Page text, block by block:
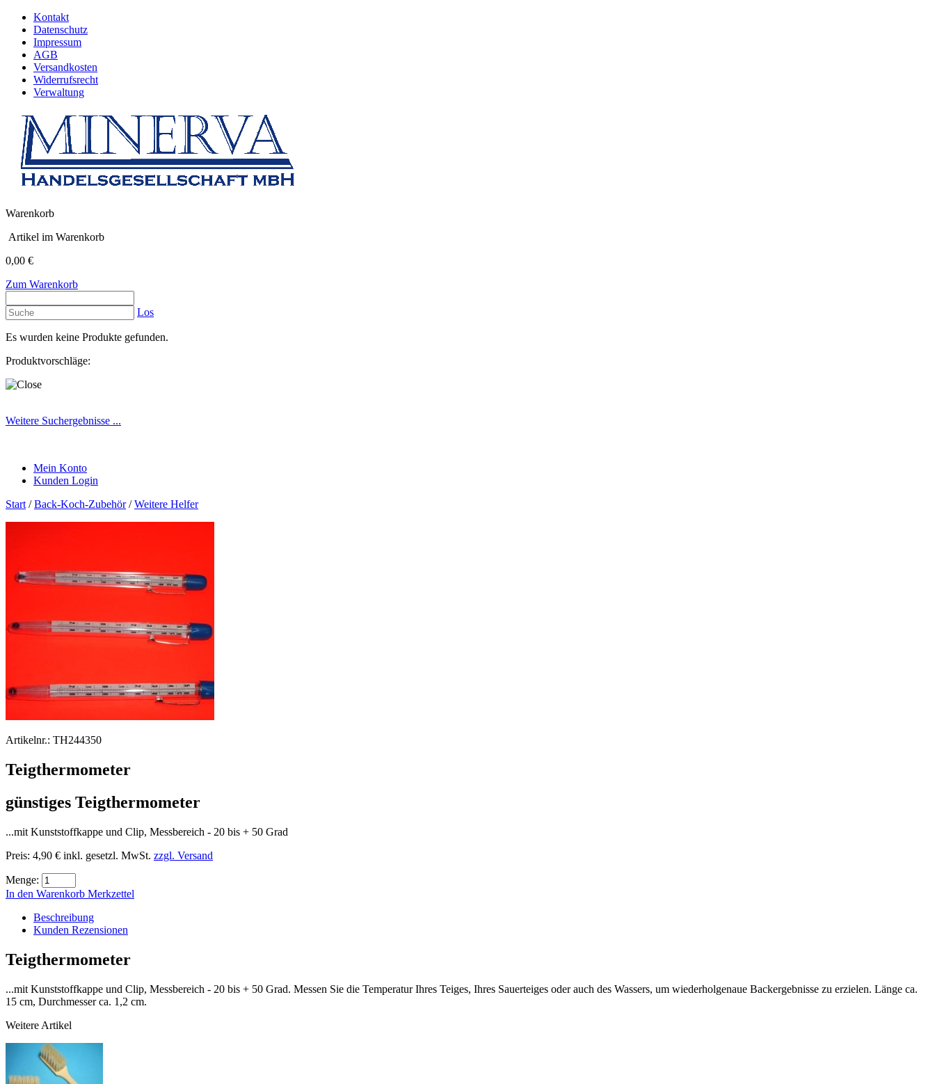
Kontakt
Datenschutz
Impressum
AGB
Versandkosten
Widerrufsrecht
Verwaltung
Warenkorb
Artikel im Warenkorb
0,00 €
Zum Warenkorb
Los
Es wurden keine Produkte gefunden.
Produktvorschläge:
Weitere Suchergebnisse ...
Mein Konto
Kunden Login
Start /Back-Koch-Zubehör/Weitere Helfer
Artikelnr.: TH244350
Teigthermometer
günstiges Teigthermometer
...mit Kunststoffkappe und Clip, Messbereich - 20 bis + 50 Grad
Preis: 4,90 € inkl. gesetzl. MwSt. zzgl. Versand
Menge:
In den Warenkorb Merkzettel
Beschreibung
Kunden Rezensionen
Teigthermometer
...mit Kunststoffkappe und Clip, Messbereich - 20 bis + 50 Grad. Messen Sie die Temperatur Ihres Teiges, Ihres Sauerteiges oder auch des Wassers, um wiederholgenaue Backergebnisse zu erzielen. Länge ca.
15 cm, Durchmesser ca. 1,2 cm.
Weitere Artikel